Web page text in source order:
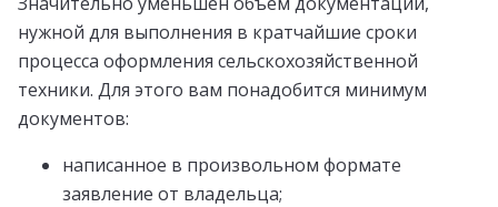
нужной для выполнения в кратчайшие сроки
процесса оформления сельскохозяйственной
техники. Для этого вам понадобится минимум
документов:
написанное в произвольном формате
заявление от владельца;